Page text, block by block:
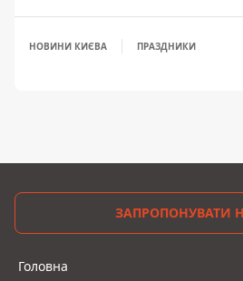
НОВИНИ КИЄВА ПРАЗДНИКИ
ЗАПРОПОНУВАТИ
Головна